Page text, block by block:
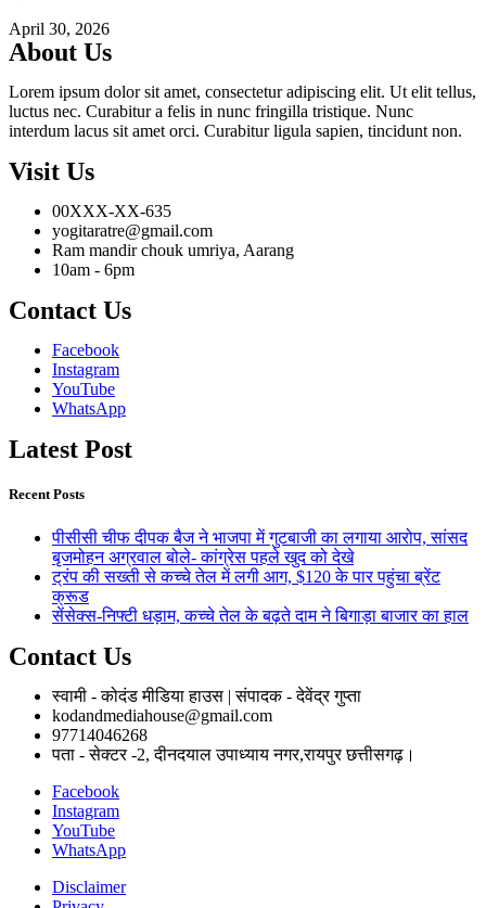
April 30, 2026
About Us
Lorem ipsum dolor sit amet, consectetur adipiscing elit. Ut elit tellus,
luctus nec. Curabitur a felis in nunc fringilla tristique. Nunc
interdum lacus sit amet orci. Curabitur ligula sapien, tincidunt non.
Visit Us
00XXX-XX-635
yogitaratre@gmail.com
Ram mandir chouk umriya, Aarang
10am - 6pm
Contact Us
Facebook
Instagram
YouTube
WhatsApp
Latest Post
Recent Posts
पीसीसी चीफ दीपक बैज ने भाजपा में गुटबाजी का लगाया आरोप, सांसद
बृजमोहन अग्रवाल बोले- कांग्रेस पहले खुद को देखे
ट्रंप की सख्ती से कच्चे तेल में लगी आग, $120 के पार पहुंचा ब्रेंट
क्रूड
सेंसेक्स-निफ्टी धड़ाम, कच्चे तेल के बढ़ते दाम ने बिगाड़ा बाजार का हाल
Contact Us
स्वामी - कोदंड मीडिया हाउस | संपादक - देवेंद्र गुप्ता
kodandmediahouse@gmail.com
97714046268
पता - सेक्टर -2, दीनदयाल उपाध्याय नगर,रायपुर छत्तीसगढ़।
Facebook
Instagram
YouTube
WhatsApp
Disclaimer